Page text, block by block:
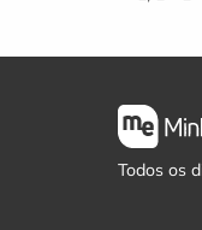
Todos os